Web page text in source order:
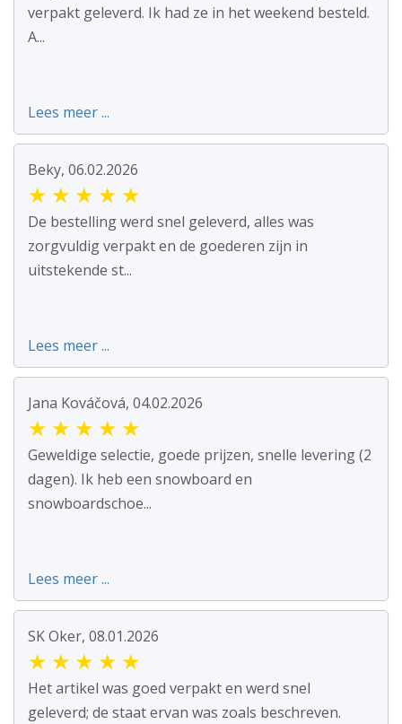
verpakt geleverd. Ik had ze in het weekend besteld.
A...
Lees meer ...
Beky, 06.02.2026
★ ★ ★ ★ ★
De bestelling werd snel geleverd, alles was
zorgvuldig verpakt en de goederen zijn in
uitstekende st...
Lees meer ...
Jana Kováčová, 04.02.2026
★ ★ ★ ★ ★
Geweldige selectie, goede prijzen, snelle levering (2
dagen). Ik heb een snowboard en
snowboardschoe...
Lees meer ...
SK Oker, 08.01.2026
★ ★ ★ ★ ★
Het artikel was goed verpakt en werd snel
geleverd; de staat ervan was zoals beschreven.